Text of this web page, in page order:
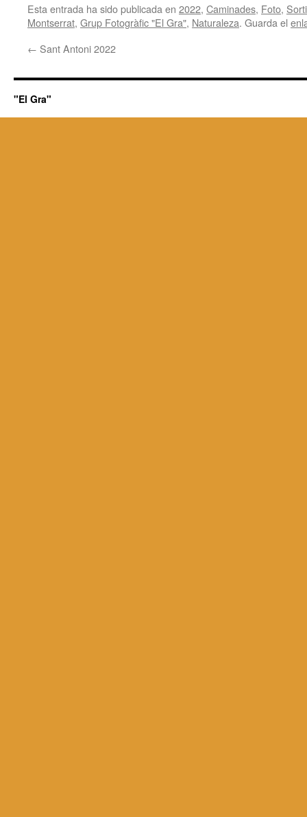
Esta entrada ha sido publicada en 2022, Caminades, Foto,
Montserrat, Grup Fotogràfic "El Gra", Naturaleza. Guarda el
← Sant Antoni 2022
"El Gra"